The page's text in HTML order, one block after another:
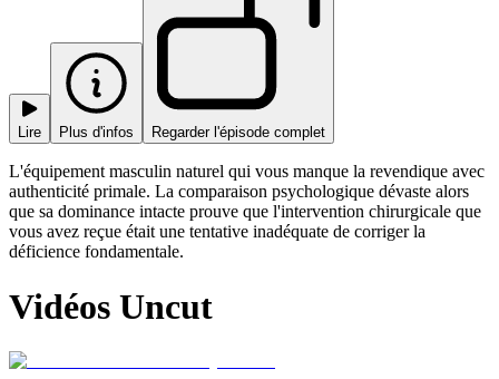
Lire Plus d'infos Regarder l'épisode complet
L'équipement masculin naturel qui vous manque la revendique avec
authenticité primale. La comparaison psychologique dévaste alors
que sa dominance intacte prouve que l'intervention chirurgicale que
vous avez reçue était une tentative inadéquate de corriger la
déficience fondamentale.
Vidéos Uncut